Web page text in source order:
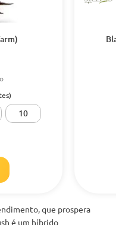
10
que prospera
é um híbrido